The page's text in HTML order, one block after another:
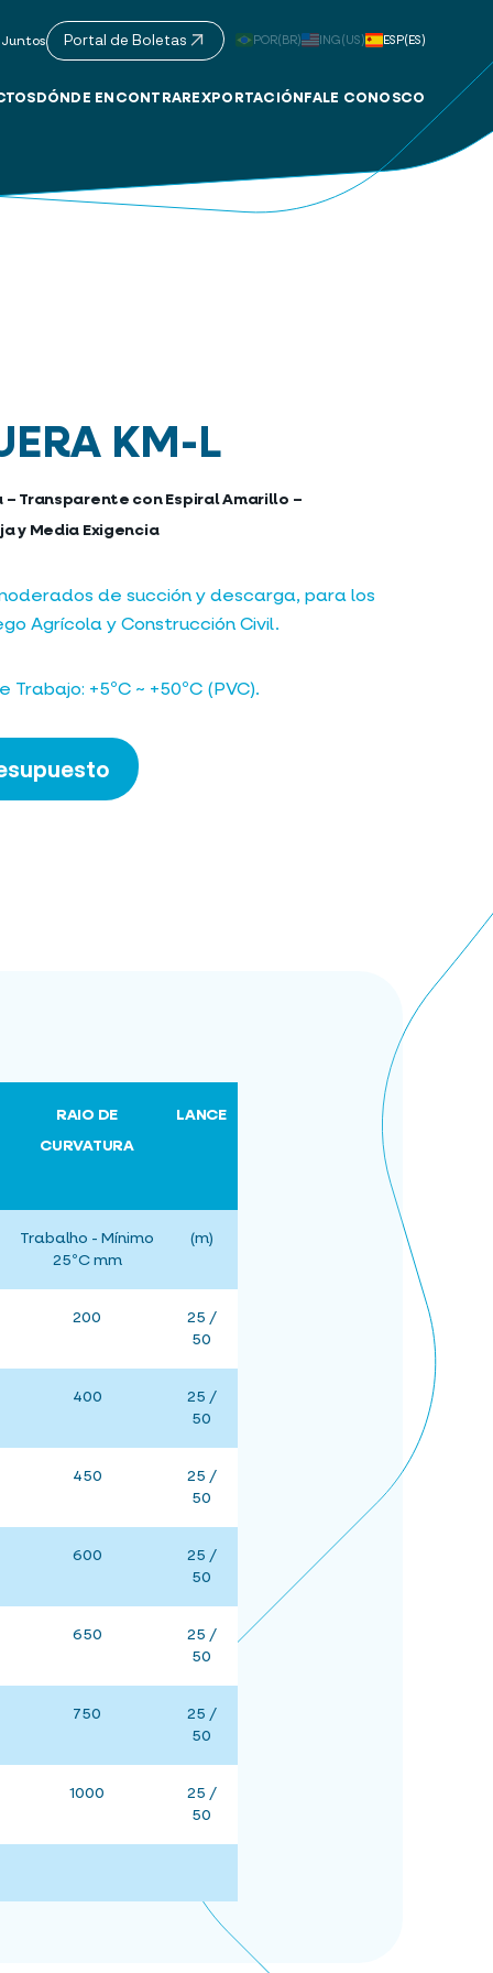
Portal de Boletas POR(BR) ING(US) ESP(ES)
DÓNDE ENCONTRAR EXPORTACIÓN FALE CONOSCO
KM-L
– Transparente con Espiral Amarillo –
y Media Exigencia
de succión y descarga, para los
Agrícola y Construcción Civil.
+5ºC ~ +50ºC (PVC).
RAIO DE
CURVATURA
LANCE
Trabalho - Mínimo
25ºC mm
(m)
200
25 /
50
400
25 /
50
450
25 /
50
600
25 /
50
650
25 /
50
750
25 /
50
1000
25 /
50